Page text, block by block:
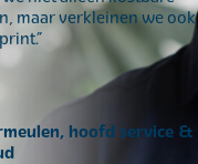
maar verkleinen we ook
hoofd service &